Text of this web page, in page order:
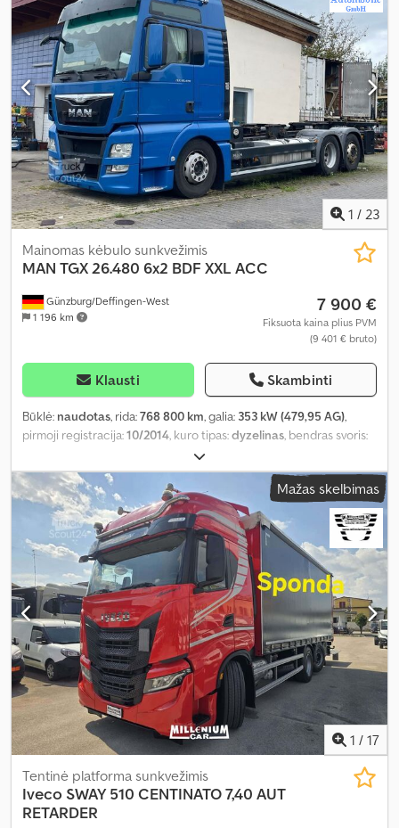
krovinių skyriaus plotis:2 447 mm, krovos erdvės aukštis:2 125
mm, Gamybos metai: 2013 , statybinis aukštis: 3 260 mm, Įranga:
ABS, borto kompiuteris, galinis keltuvas
1 / 23
Günzburg/Deffingen-West
1 196 km
Mainomas kėbulo sunkvežimis
MAN TGX 26.480 6x2 BDF XXL ACC
7 900 €
Fiksuota kaina plius PVM
(9 401 € bruto)
Klausti Skambinti
Būklė: naudotas, rida:768 800 km, galia: 353 kW (479,95 AG),
pirmoji registracija:10/2014, kuro tipas:dyzelinas, bendras svoris:
3 ašys
mėlyna, pavaros tipas:automatinis, emisijos klasė:Euro 6, bendras
plotis:2 500 mm , bendras aukštis:3 900 mm , Įranga:ABS,
autonominis šildytuvas, oro kondicionavimas, patyrė avariją,
suodžių filtras,
Mažas skelbimas
1 / 17
Tentinė platforma sunkvežimis
Iveco SWAY 510 CENTINATO 7,40 AUT
RETARDER